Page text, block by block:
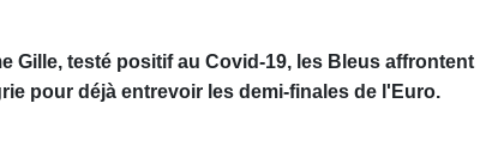
Gille, testé positif au Covid-19, les Bleus affrontent
pour déjà entrevoir les demi-finales de l'Euro.